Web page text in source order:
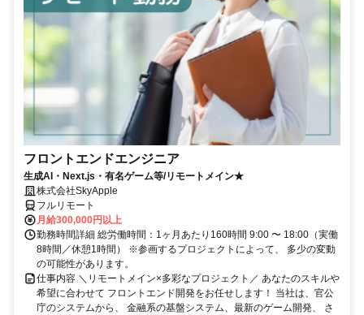
フロントエンドエンジニア
生成AI・Next.js・有名ゲーム等/リモートメイン★
株式会社SkyApple
フルリモート
月給300,000円以上
勤務時間詳細 総労働時間：1ヶ月あたり160時間 9:00 〜 18:00（実働
8時間／休憩1時間） ※参画するプロジェクトによって、 多少の変動
の可能性があります。
仕事内容 ＼リモートメイン×多彩なプロジェクト／ あなたのスキルや
希望に合わせて フロントエンド開発をお任せします！ 当社は、官公
庁のシステムから、 金融系の基盤システム、最新のゲーム開発、 さ